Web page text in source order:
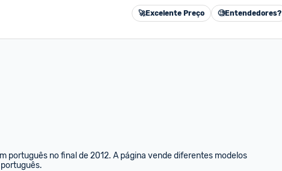
🚀Excelente Preço 🧐Entendedores?
português no final de 2012. A página vende diferentes modelos